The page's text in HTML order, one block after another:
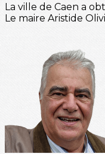
La ville de Caen a
Le maire Aristide